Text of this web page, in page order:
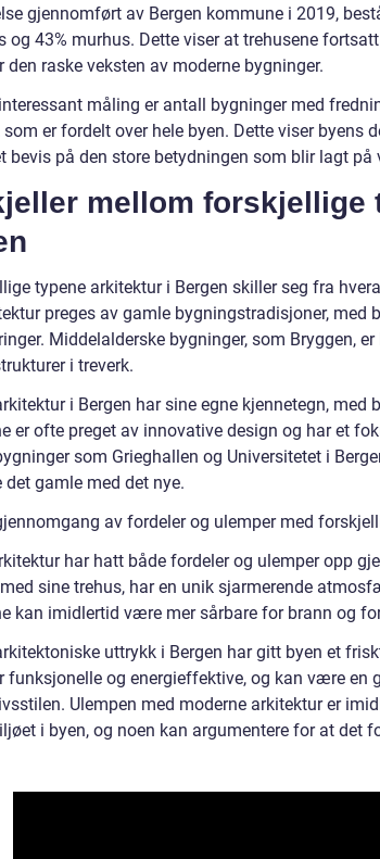
gjennomført av Bergen kommune i 2019,
og 43% murhus. Dette viser at trehusene
den raske veksten av moderne bygninger.
måling er antall bygninger med
som er fordelt over hele byen. Dette viser
bevis på den store betydningen som blir lagt på
mellom forskjellige
typene arkitektur i Bergen skiller seg fra
preges av gamle bygningstradisjoner, med
Middelalderske bygninger, som Bryggen,
i treverk.
i Bergen har sine egne kjennetegn, med
er ofte preget av innovative design og har et
som Grieghallen og Universitetet i
det gamle med det nye.
av fordeler og ulemper med
har hatt både fordeler og ulemper opp
sine trehus, har en unik sjarmerende
kan imidlertid være mer sårbare for brann og
uttrykk i Bergen har gitt byen et
funksjonelle og energieffektive, og kan være en
Ulempen med moderne arkitektur er
i byen, og noen kan argumentere for at det